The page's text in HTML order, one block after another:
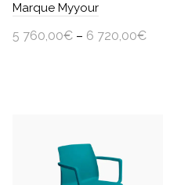
Marque Myyour
5 760,00€ – 6 720,00€
variations.